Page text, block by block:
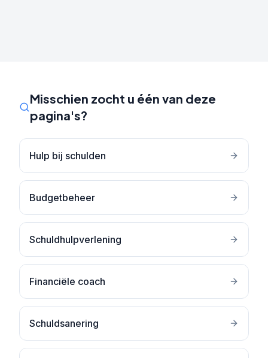
Misschien zocht u één van deze
pagina's?
Hulp bij schulden
Budgetbeheer
Schuldhulpverlening
Financiële coach
Schuldsanering